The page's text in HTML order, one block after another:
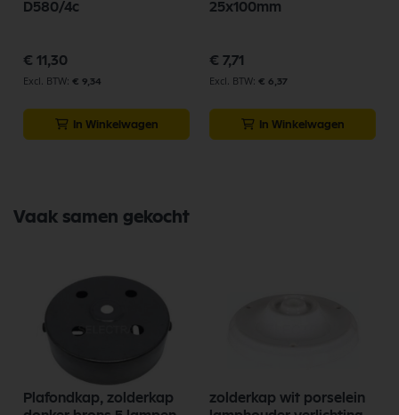
D580/4c
€ 11,30
€ 9,34
In Winkelwagen
25x100mm
€ 7,71
€ 6,37
In Winkelwagen
Vaak samen gekocht
Plafondkap, zolderkap
zolderkap wit porselein